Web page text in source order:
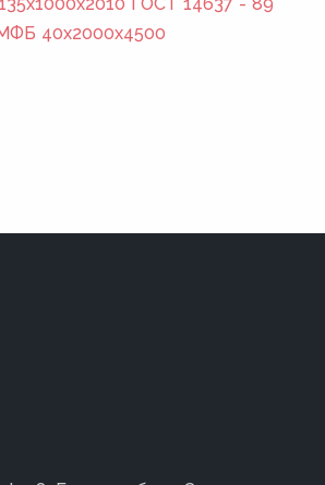
40x2000x4500